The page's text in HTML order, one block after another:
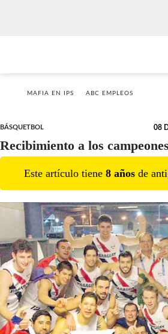
MAFIA EN IPS ABC EMPLEOS
BÁSQUETBOL 08
Recibimiento a los campeones
Este artículo tiene 8 años de